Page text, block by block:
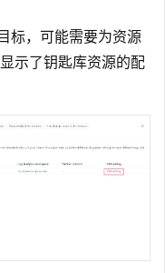
标，可能需要为资源
示了钥匙库资源的配